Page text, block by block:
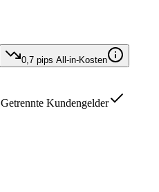
0,7 pips All-in-Kosten
Getrennte Kundengelder